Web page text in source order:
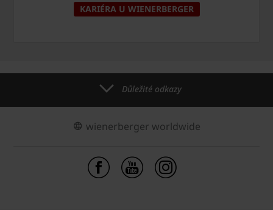
KARIÉRA U WIENERBERGER
Důležité odkazy
wienerberger worldwide